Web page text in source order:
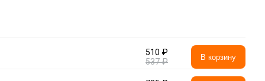
510 ₽
537 ₽
В корзину